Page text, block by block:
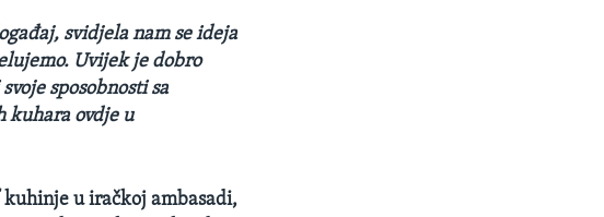
svidjela nam se ideja
Uvijek je dobro
sposobnosti sa
kuhara ovdje u
u iračkoj ambasadi,